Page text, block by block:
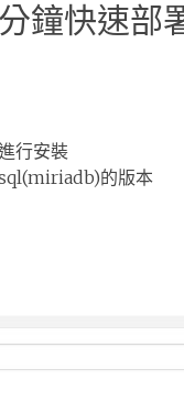
鐘快速部
行安裝
的版本